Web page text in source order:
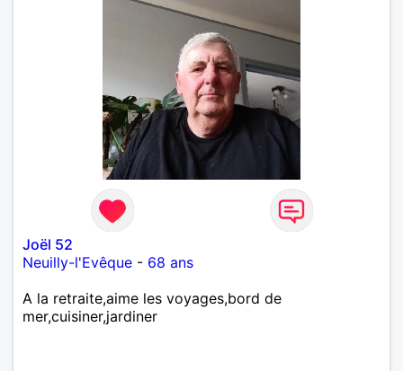
Joël 52
Neuilly-l'Evêque - 68 ans
A la retraite,aime les voyages,bord de
mer,cuisiner,jardiner